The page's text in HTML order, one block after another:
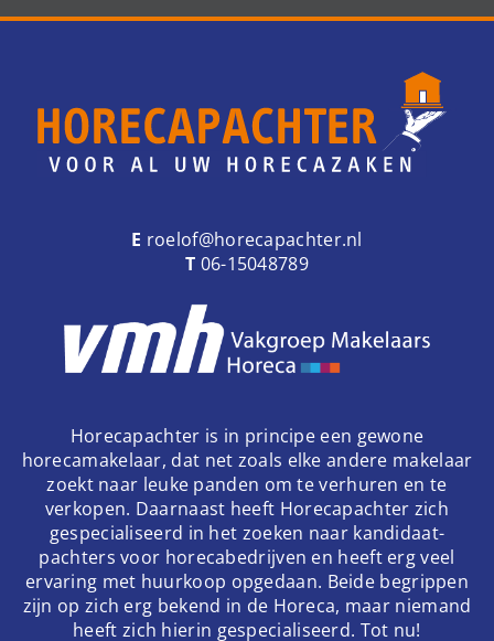
E roelof@horecapachter.nl
T 06-15048789
Horecapachter is in principe een gewone
horecamakelaar, dat net zoals elke andere makelaar
zoekt naar leuke panden om te verhuren en te
verkopen. Daarnaast heeft Horecapachter zich
gespecialiseerd in het zoeken naar kandidaat-
pachters voor horecabedrijven en heeft erg veel
ervaring met huurkoop opgedaan. Beide begrippen
zijn op zich erg bekend in de Horeca, maar niemand
heeft zich hierin gespecialiseerd. Tot nu!